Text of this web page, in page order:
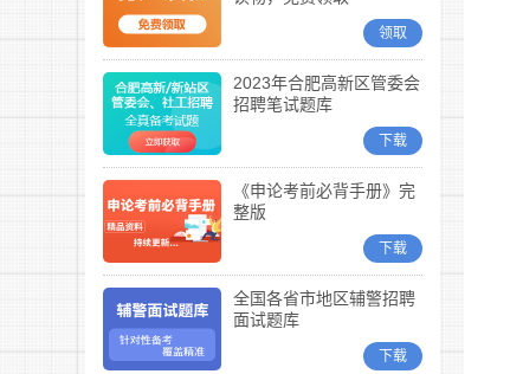
领取
2023年合肥高新区管委会
招聘笔试题库
下载
《申论考前必背手册》完
整版
下载
全国各省市地区辅警招聘
面试题库
下载